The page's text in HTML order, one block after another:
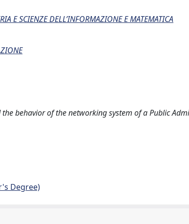
E SCIENZE DELL’INFORMAZIONE E MATEMATICA
behavior of the networking system of a Public
Degree)